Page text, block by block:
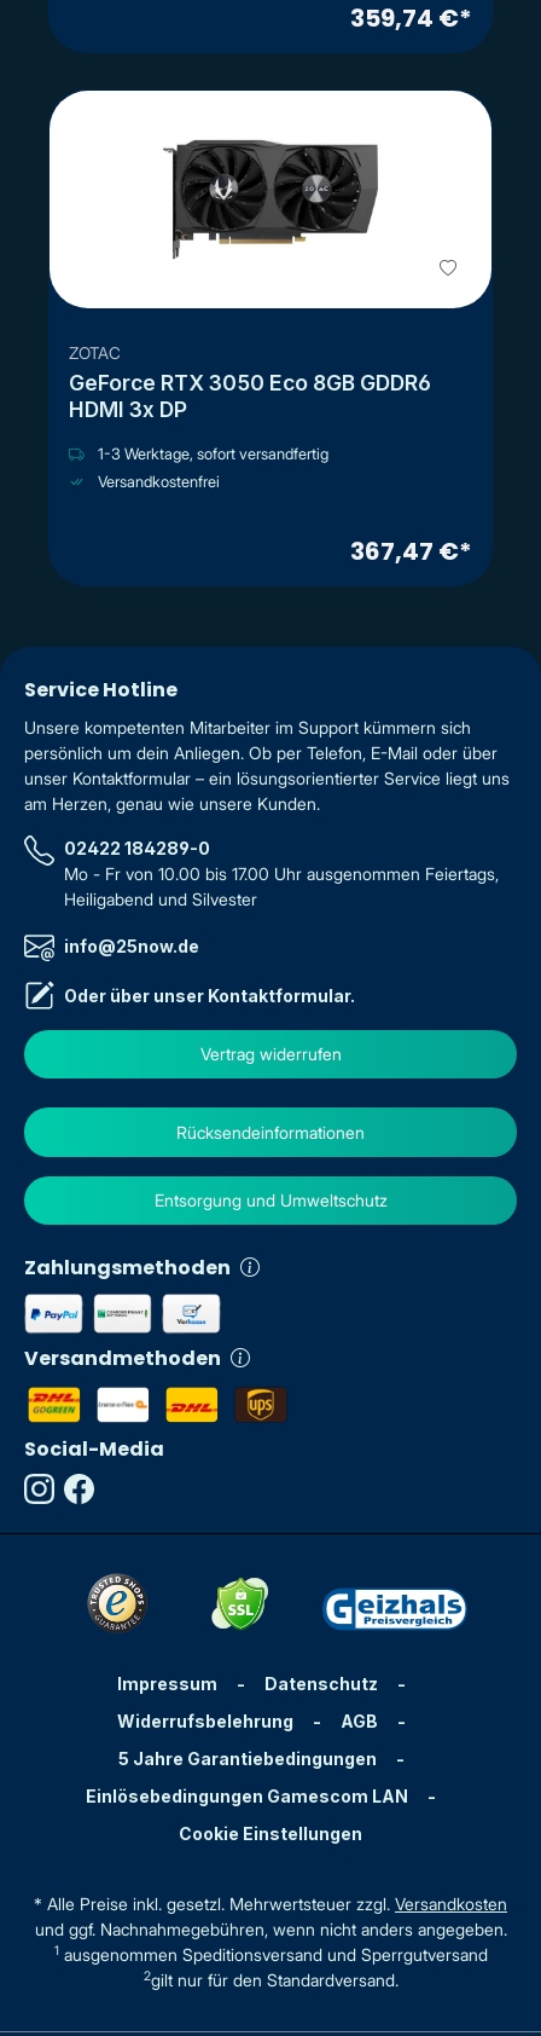
359,74 €*
ZOTAC
GeForce RTX 3050 Eco 8GB GDDR6
HDMI 3x DP
1-3 Werktage, sofort versandfertig
Versandkostenfrei
367,47 €*
Service Hotline
Unsere kompetenten Mitarbeiter im Support kümmern sich
persönlich um dein Anliegen. Ob per Telefon, E-Mail oder über
unser Kontaktformular – ein lösungsorientierter Service liegt uns
am Herzen, genau wie unsere Kunden.
02422 184289-0
Mo - Fr von 10.00 bis 17.00 Uhr ausgenommen Feiertags,
Heiligabend und Silvester
info@25now.de
Oder über unser Kontaktformular.
Vertrag widerrufen
Zahlungsmethoden
Versandmethoden
Rücksendeinformationen
Entsorgung und Umweltschutz
Social-Media
Impressum - Datenschutz
-
Widerrufsbelehrung
- AGB
-
5 Jahre Garantiebedingungen
-
Einlösebedingungen Gamescom LAN
-
Cookie Einstellungen
* Alle Preise inkl. gesetzl. Mehrwertsteuer zzgl. Versandkosten
und ggf. Nachnahmegebühren, wenn nicht anders angegeben.
1ausgenommen Speditionsversand und Sperrgutversand
2gilt nur für den Standardversand.